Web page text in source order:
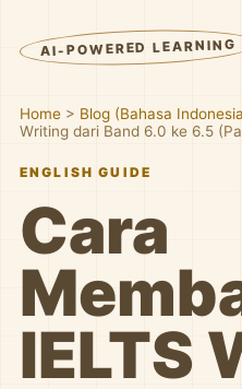
AI-POWERED LEARNING
Home > Blog (Bahasa
Writing dari Band 6.0 ke 6.5
ENGLISH GUIDE
Cara
IELTS